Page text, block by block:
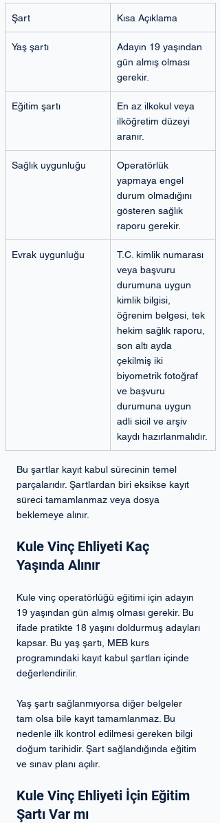
Şart Kısa Açıklama
Yaş şartı
Adayın 19 yaşından
gün almış olması
gerekir.
Eğitim şartı
En az ilkokul veya
ilköğretim düzeyi
aranır.
Sağlık uygunluğu
Operatörlük
yapmaya engel
durum olmadığını
gösteren sağlık
raporu gerekir.
Evrak uygunluğu
T.C. kimlik numarası
veya başvuru
durumuna uygun
kimlik bilgisi,
öğrenim belgesi, tek
hekim sağlık raporu,
son altı ayda
çekilmiş iki
biyometrik fotoğraf
ve başvuru
durumuna uygun
adli sicil ve arşiv
kaydı hazırlanmalıdır.
Bu şartlar kayıt kabul sürecinin temel
parçalarıdır. Şartlardan biri eksikse kayıt
süreci tamamlanmaz veya dosya
beklemeye alınır.
Kule Vinç Ehliyeti Kaç
Yaşında Alınır
Kule vinç operatörlüğü eğitimi için adayın
19 yaşından gün almış olması gerekir. Bu
ifade pratikte 18 yaşını doldurmuş adayları
kapsar. Bu yaş şartı, MEB kurs
programındaki kayıt kabul şartları içinde
değerlendirilir.
Yaş şartı sağlanmıyorsa diğer belgeler
tam olsa bile kayıt tamamlanmaz. Bu
nedenle ilk kontrol edilmesi gereken bilgi
doğum tarihidir. Şart sağlandığında eğitim
ve sınav planı açılır.
Kule Vinç Ehliyeti İçin Eğitim
Şartı Var mı